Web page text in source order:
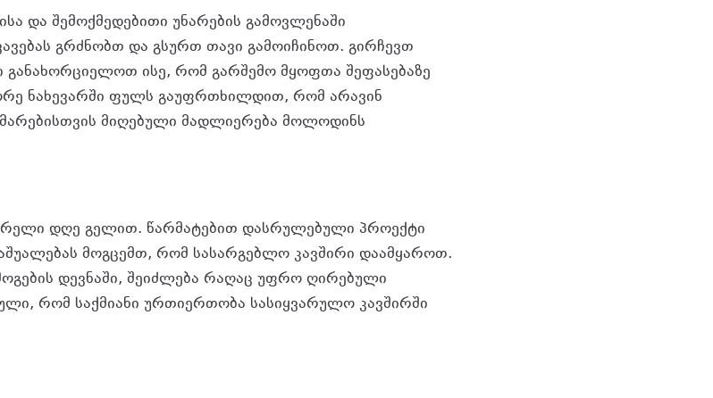
და შემოქმედებითი უნარების გამოვლენაში
გრძნობთ და გსურთ თავი გამოიჩინოთ. გირჩევთ
განახორციელოთ ისე, რომ გარშემო მყოფთა შეფასებაზე
ნახევარში ფულს გაუფრთხილდით, რომ არავინ
მიღებული მადლიერება მოლოდინს
დღე გელით. წარმატებით დასრულებული პროექტი
მოგცემთ, რომ სასარგებლო კავშირი დაამყაროთ.
დევნაში, შეიძლება რაღაც უფრო ღირებული
რომ საქმიანი ურთიერთობა სასიყვარულო კავშირში